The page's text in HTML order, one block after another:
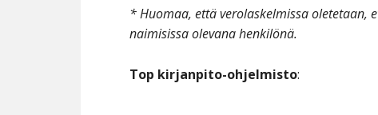
* Huomaa, että verolaskelmissa
naimisissa olevana henkilönä.
Top kirjanpito-ohjelmisto: